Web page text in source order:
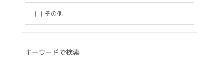
その他
キーワードで検索